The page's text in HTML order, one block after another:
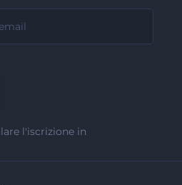
l'iscrizione in